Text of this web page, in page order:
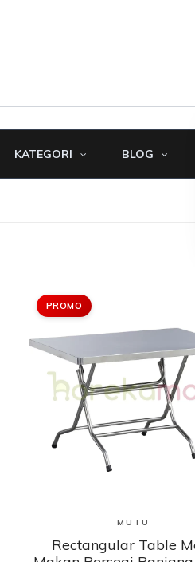
KATEGORI BLOG
PROMO
Lihat Produk
MUTU
Rectangular Table